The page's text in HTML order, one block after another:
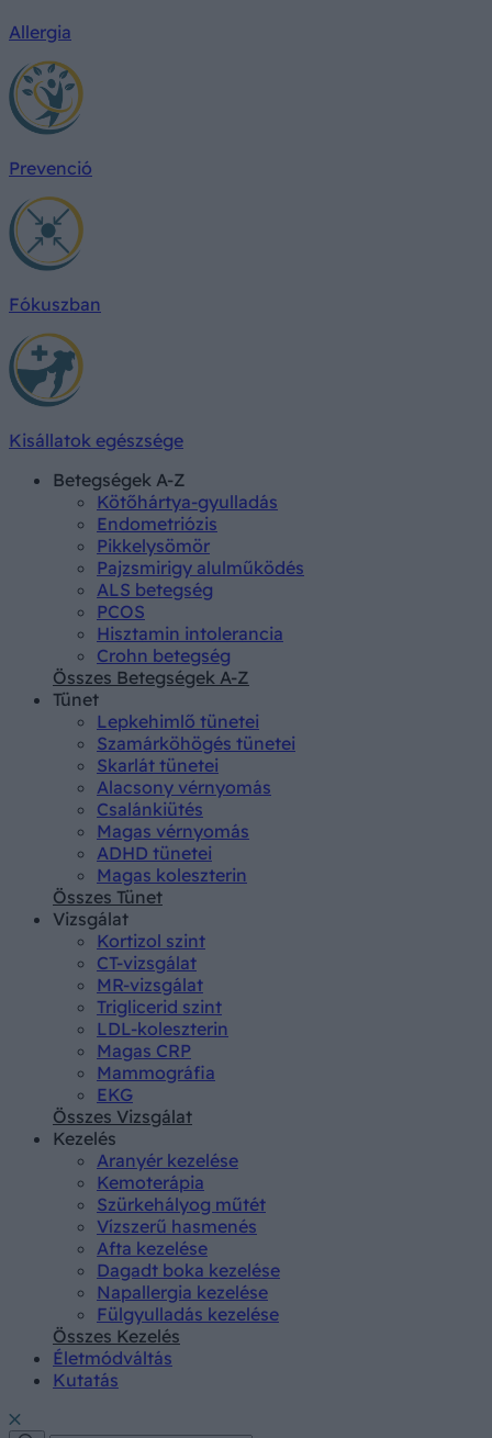
Allergia
Prevenció
Fókuszban
Kisállatok egészsége
Betegségek A-Z
Kötőhártya-gyulladás
Endometriózis
Pikkelysömör
Pajzsmirigy alulműködés
ALS betegség
PCOS
Hisztamin intolerancia
Crohn betegség
Összes Betegségek A-Z
Tünet
Lepkehimlő tünetei
Szamárköhögés tünetei
Skarlát tünetei
Alacsony vérnyomás
Csalánkiütés
Magas vérnyomás
ADHD tünetei
Magas koleszterin
Összes Tünet
Vizsgálat
Kortizol szint
CT-vizsgálat
MR-vizsgálat
Triglicerid szint
LDL-koleszterin
Magas CRP
Mammográfia
EKG
Összes Vizsgálat
Kezelés
Aranyér kezelése
Kemoterápia
Szürkehályog műtét
Vízszerű hasmenés
Afta kezelése
Dagadt boka kezelése
Napallergia kezelése
Fülgyulladás kezelése
Összes Kezelés
Életmódváltás
Kutatás